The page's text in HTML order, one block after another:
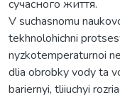
сучасного життя.
V suchasnomu
tekhnolohichni
nyzkotemperaturnoi
dlia obrobky vody ta
bariernyi, tliiuchyi